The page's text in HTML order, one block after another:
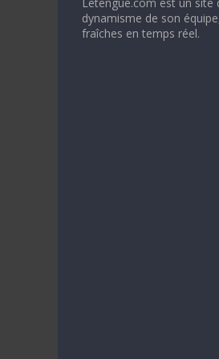
dynamisme de son
fraîches en temps réel.